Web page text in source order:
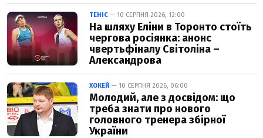
ТЕНІС — 10 СЕРПНЯ 2026, 12:00
На шляху Еліни в Торонто стоїть
чергова росіянка: анонс
чвертьфіналу Світоліна –
Александрова
ХОКЕЙ — 10 СЕРПНЯ 2026, 06:00
Молодий, але з досвідом: що
треба знати про нового
головного тренера збірної
України